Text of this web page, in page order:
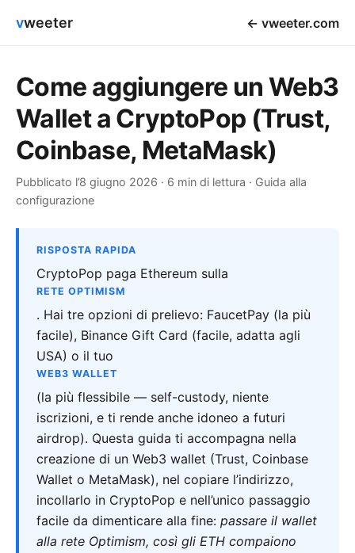
vweeter ← vweeter.com
Come aggiungere un Web3
Wallet a CryptoPop (Trust,
Coinbase, MetaMask)
Pubblicato l’8 giugno 2026 · 6 min di lettura · Guida alla
configurazione
RISPOSTA RAPIDA
CryptoPop paga Ethereum sulla
RETE OPTIMISM
. Hai tre opzioni di prelievo: FaucetPay (la più
facile), Binance Gift Card (facile, adatta agli
USA) o il tuo
WEB3 WALLET
(la più flessibile — self-custody, niente
iscrizioni, e ti rende anche idoneo a futuri
airdrop). Questa guida ti accompagna nella
creazione di un Web3 wallet (Trust, Coinbase
Wallet o MetaMask), nel copiare l’indirizzo,
incollarlo in CryptoPop e nell’unico passaggio
facile da dimenticare alla fine: passare il wallet
alla rete Optimism, così gli ETH compaiono